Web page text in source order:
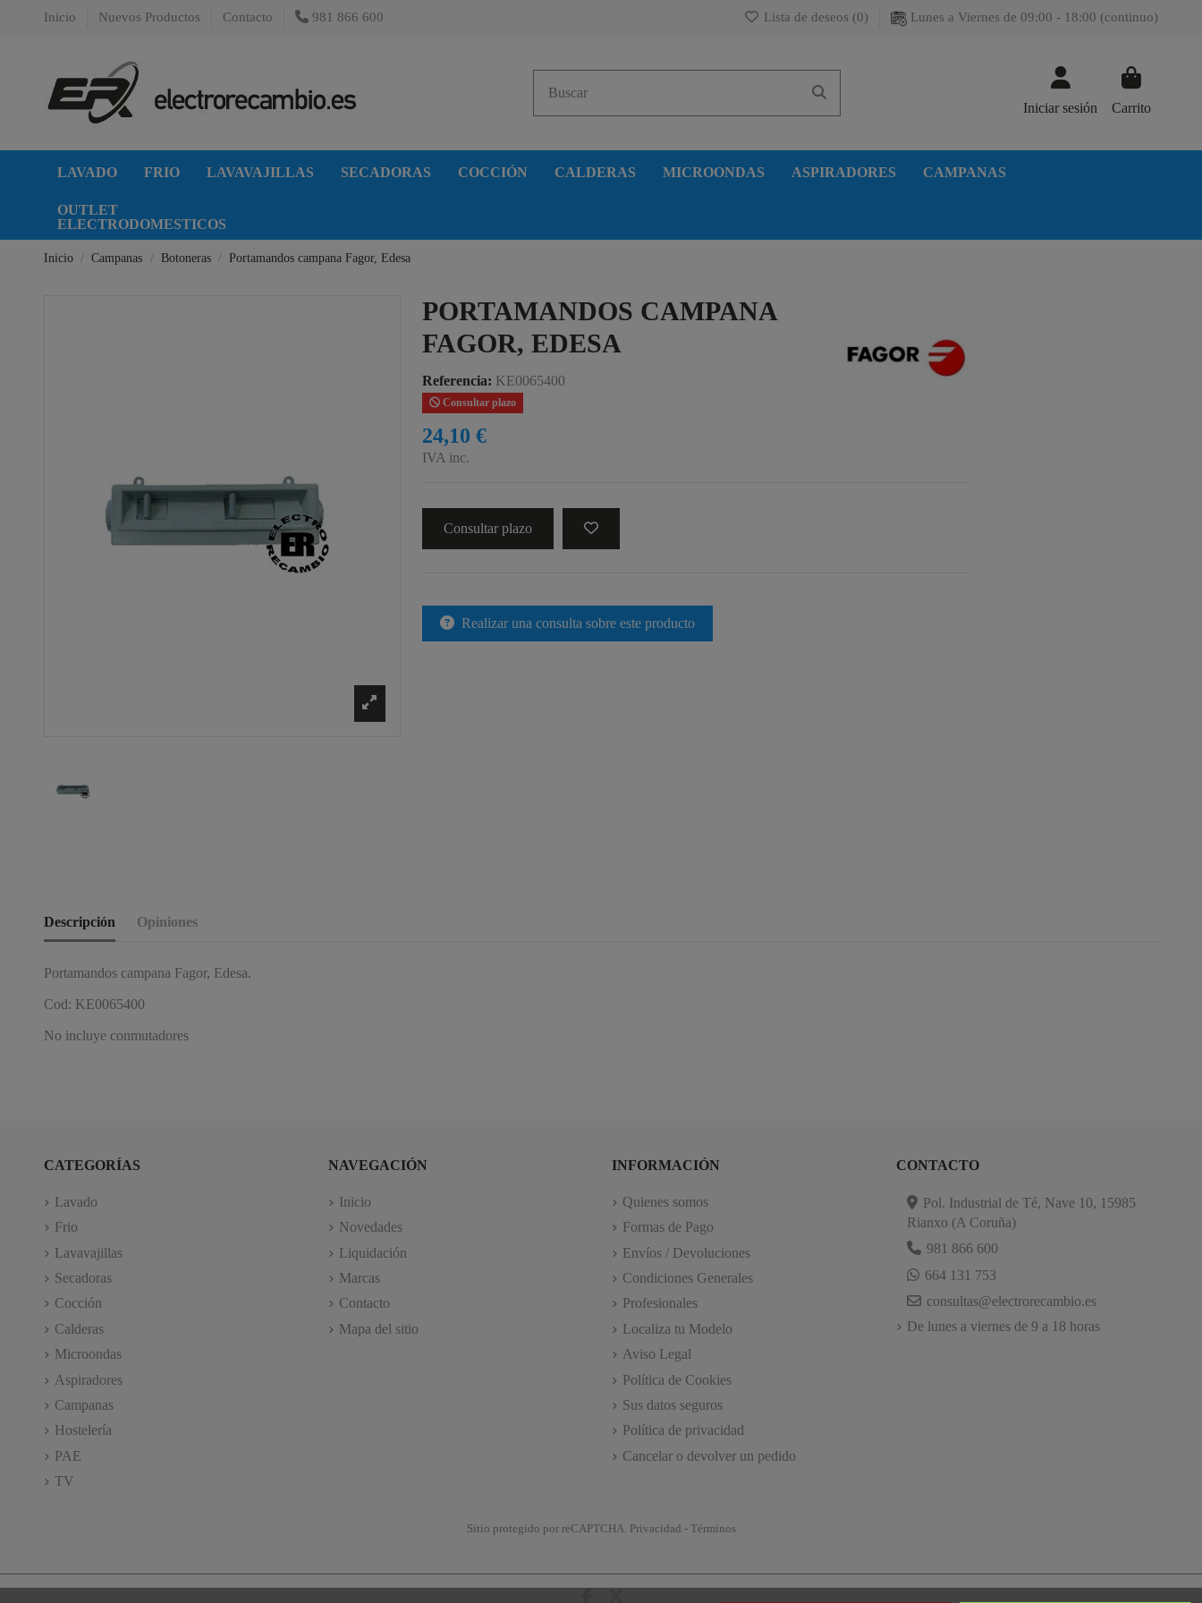
Inicio Nuevos Productos Contacto 981 866 600 Lista de deseos (0) Lunes a Viernes de 09:00 - 18:00 (continuo)
Iniciar sesión Carrito
LAVADO FRIO LAVAVAJILLAS SECADORAS COCCIÓN CALDERAS MICROONDAS ASPIRADORES CAMPANAS
OUTLET
ELECTRODOMESTICOS
Inicio Campanas Botoneras Portamandos campana Fagor, Edesa
PORTAMANDOS CAMPANA
FAGOR, EDESA
Referencia: KE0065400
Consultar plazo
24,10 €
IVA inc.
Consultar plazo
Realizar una consulta sobre este producto
Descripción Opiniones
Portamandos campana Fagor, Edesa.
Cod: KE0065400
No incluye conmutadores
CATEGORÍAS
Lavado
Frio
Lavavajillas
Secadoras
Cocción
Calderas
Microondas
Aspiradores
Campanas
Hostelería
PAE
TV
NAVEGACIÓN
Inicio
Novedades
Liquidación
Marcas
Contacto
Mapa del sitio
INFORMACIÓN
Quienes somos
Formas de Pago
Envíos / Devoluciones
Condiciones Generales
Profesionales
Localiza tu Modelo
Aviso Legal
Política de Cookies
Sus datos seguros
Política de privacidad
Cancelar o devolver un pedido
CONTACTO
Pol. Industrial de Té, Nave 10, 15985
Rianxo (A Coruña)
981 866 600
664 131 753
consultas@electrorecambio.es
De lunes a viernes de 9 a 18 horas
Sitio protegido por reCAPTCHA. Privacidad - Términos